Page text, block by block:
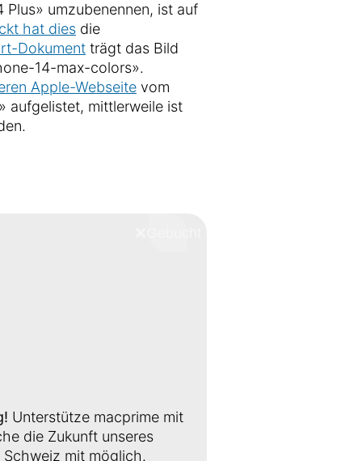
umzubenennen, ist auf
hat diesdie
Dokumentträgt das Bild
14-max-colors».
Apple-Webseitevom
aufgelistet, mittlerweile ist
Unterstütze macprime mit
die Zukunft unseres
mit möglich.